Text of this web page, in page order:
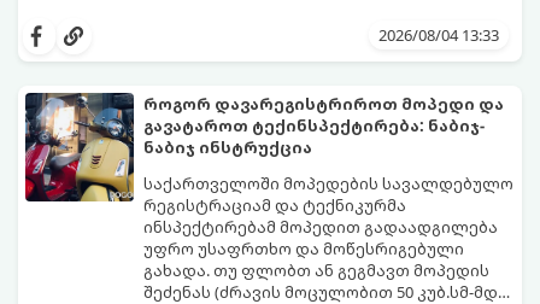
შედარებით ბევრად მოწყვლადია.
იყოს მშვიდი, სწრაფი და უსაფრთხო,
გაითვალისწინოს.
2026/08/04 13:33
როგორ დავარეგისტრიროთ მოპედი და
გავატაროთ ტექინსპექტირება: ნაბიჯ-
ნაბიჯ ინსტრუქცია
საქართველოში მოპედების სავალდებულო
რეგისტრაციამ და ტექნიკურმა
ინსპექტირებამ მოპედით გადაადგილება
უფრო უსაფრთხო და მოწესრიგებული
გახადა. თუ ფლობთ ან გეგმავთ მოპედის
შეძენას (ძრავის მოცულობით 50 კუბ.სმ-მდე